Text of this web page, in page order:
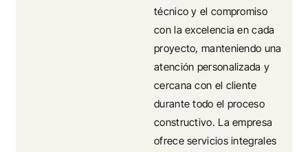
técnico y el compromiso
con la excelencia en cada
proyecto, manteniendo una
atención personalizada y
cercana con el cliente
durante todo el proceso
constructivo. La empresa
ofrece servicios integrales